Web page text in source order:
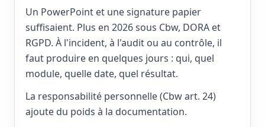
Un PowerPoint et une signature papier
suffisaient. Plus en 2026 sous Cbw, DORA et
RGPD. À l'incident, à l'audit ou au contrôle, il
faut produire en quelques jours : qui, quel
module, quelle date, quel résultat.
La responsabilité personnelle (Cbw art. 24)
ajoute du poids à la documentation.